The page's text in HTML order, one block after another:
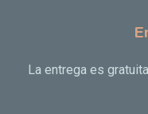
La entrega es